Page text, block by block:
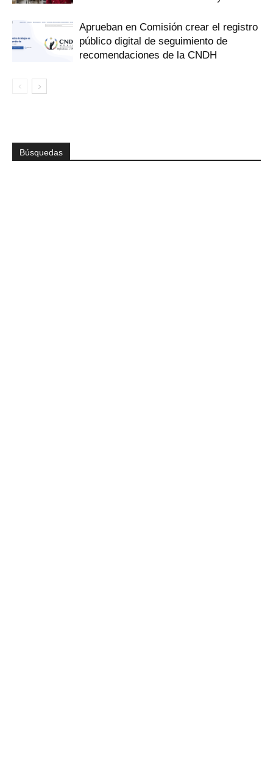
Aprueban en Comisión crear el registro
público digital de seguimiento de
recomendaciones de la CNDH
Búsquedas